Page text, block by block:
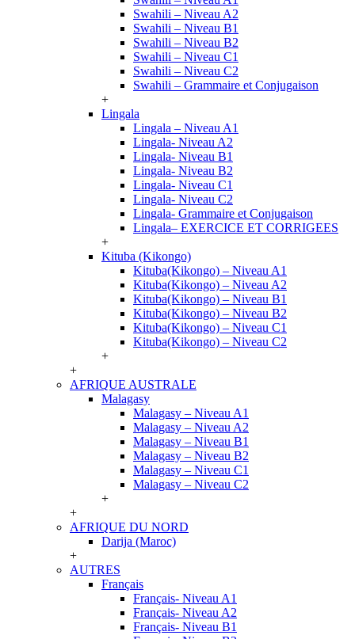
Swahili – Niveau A2
Swahili – Niveau B1
Swahili – Niveau B2
Swahili – Niveau C1
Swahili – Niveau C2
Swahili – Grammaire et Conjugaison
+
Lingala
Lingala – Niveau A1
Lingala- Niveau A2
Lingala- Niveau B1
Lingala- Niveau B2
Lingala- Niveau C1
Lingala- Niveau C2
Lingala- Grammaire et Conjugaison
Lingala– EXERCICE ET CORRIGEES
+
Kituba (Kikongo)
Kituba(Kikongo) – Niveau A1
Kituba(Kikongo) – Niveau A2
Kituba(Kikongo) – Niveau B1
Kituba(Kikongo) – Niveau B2
Kituba(Kikongo) – Niveau C1
Kituba(Kikongo) – Niveau C2
+
+
AFRIQUE AUSTRALE
Malagasy
Malagasy – Niveau A1
Malagasy – Niveau A2
Malagasy – Niveau B1
Malagasy – Niveau B2
Malagasy – Niveau C1
Malagasy – Niveau C2
+
+
AFRIQUE DU NORD
Darija (Maroc)
+
AUTRES
Français
Français- Niveau A1
Français- Niveau A2
Français- Niveau B1